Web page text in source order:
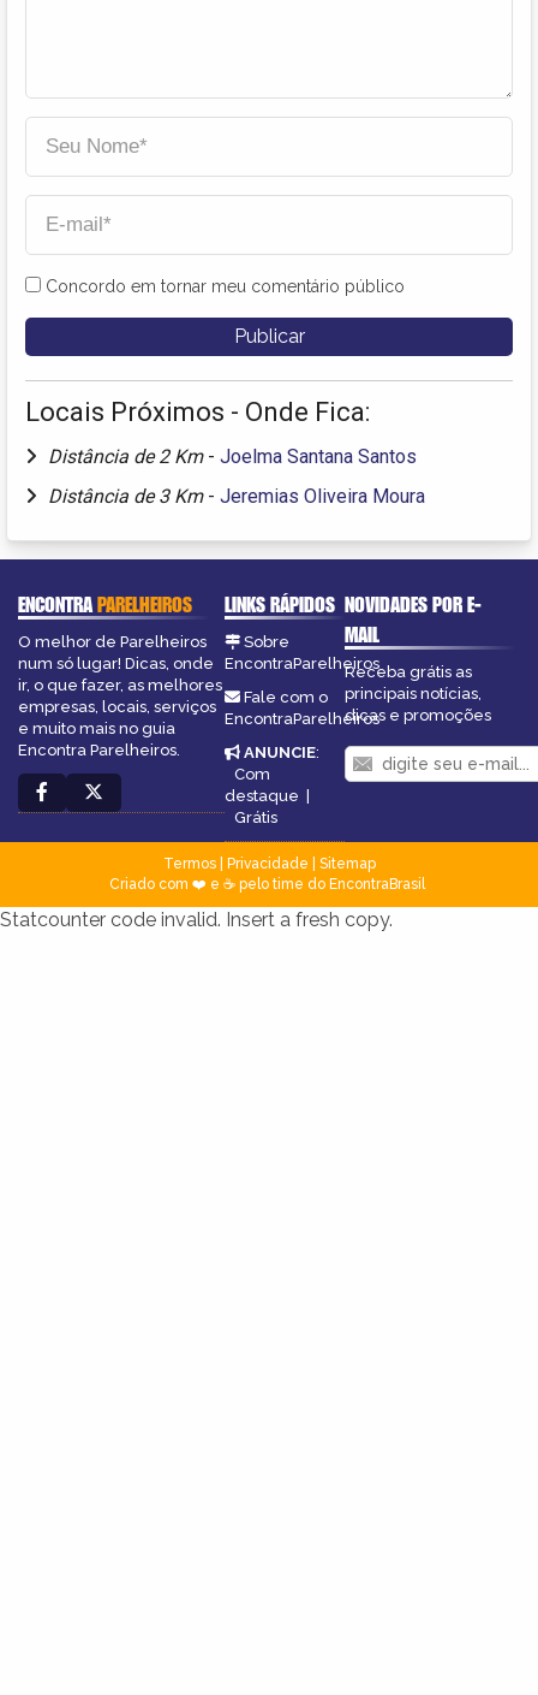
Concordo em tornar meu comentário público
Locais Próximos - Onde Fica:
Distância de 2 Km - Joelma Santana Santos
Distância de 3 Km - Jeremias Oliveira Moura
ENCONTRAPARELHEIROS
O melhor de Parelheiros
num só lugar! Dicas, onde
ir, o que fazer, as melhores
empresas, locais, serviços
e muito mais no guia
Encontra Parelheiros.
LINKS RÁPIDOS
Sobre
EncontraParelheiros
Fale com o
EncontraParelheiros
ANUNCIE:
Com
destaque
Grátis
NOVIDADES POR E-
MAIL
Receba grátis as
principais notícias,
dicas e promoções
Termos| Privacidade
Sitemap
Criado com ❤️ e ☕ pelo time do EncontraBrasil
Statcounter code invalid. Insert a fresh copy.